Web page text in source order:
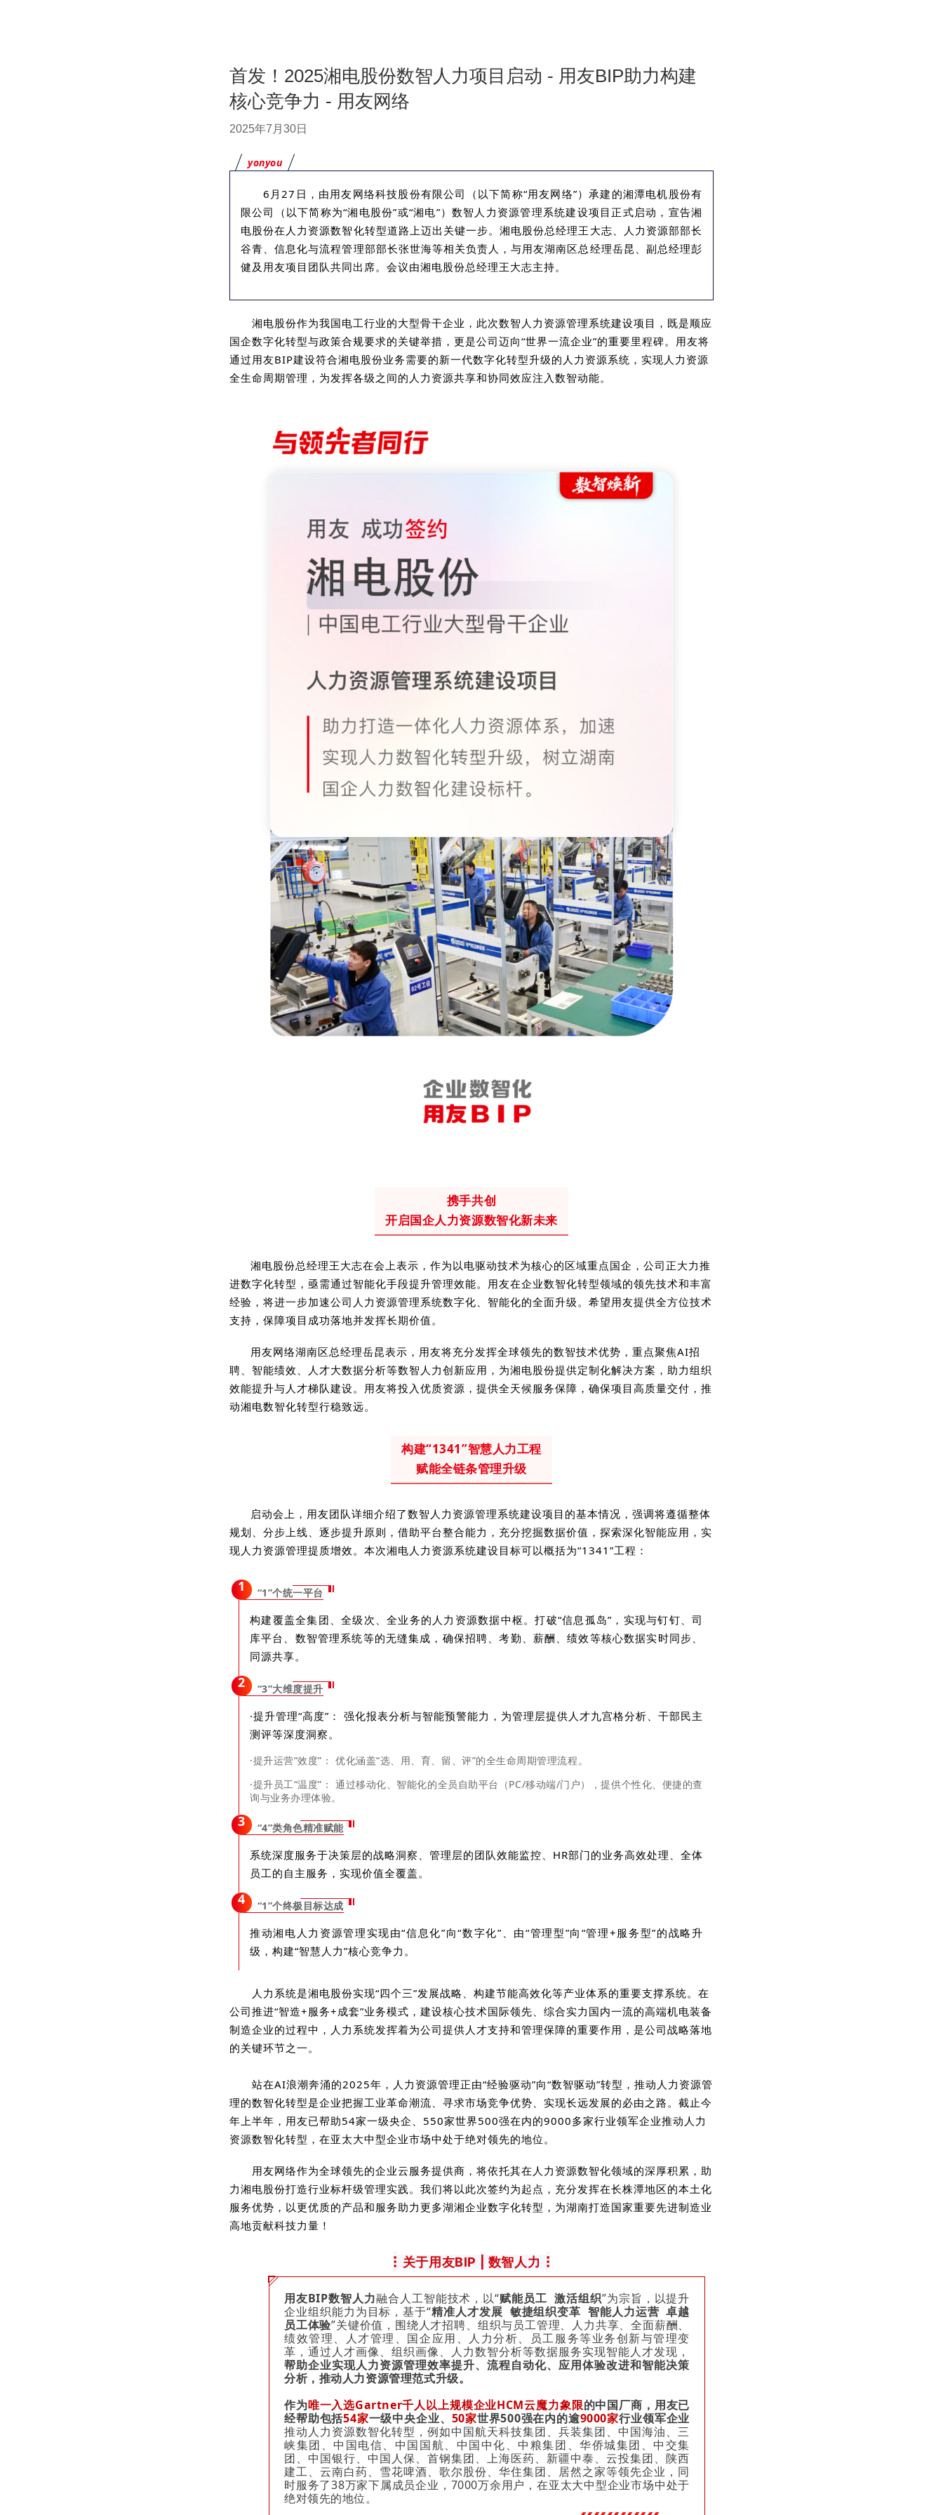
首发！2025湘电股份数智人力项目启动 - 用友BIP助力构建
核心竞争力 - 用友网络
2025年7月30日
yonyou
6月27日，由用友网络科技股份有限公司（以下简称“用友网络”）承建的湘潭电机股份有
限公司（以下简称为“湘电股份”或“湘电”）数智人力资源管理系统建设项目正式启动 ，宣告湘
电股份在人力资源数智化转型道路上迈出关键一步。湘电股份总经理王大志、人力资源部部长
谷青、信息化与流程管理部部长张世海等相关负责人，与用友湖南区总经理岳昆、副总经理彭
健及用友项目团队共同出席。会议由湘电股份总经理王大志主持。
湘电股份作为我国电工行业的大型骨干企业，此次数智人力资源管理系统建设项目，既是顺应
国企数字化转型与政策合规要求的关键举措，更是公司迈向“世界一流企业”的重要里程碑。 用友将
通过用友BIP建设符合湘电股份业务需要的新一代数字化转型升级的人力资源系统， 实现人力资源
全生命周期管理，为发挥各级之间的人力资源共享和协同效应注入数智动能。
携手共创
开启国企人力资源数智化新未来
湘电股份总经理王大志在会上表示，作为以电驱动技术为核心的区域重点国企，公司正大力推
进数字化转型，亟需通过智能化手段提升管理效能。用友在企业数智化转型领域的领先技术和丰富
经验，将进一步加速公司人力资源管理系统数字化、智能化的全面升级。希望用友提供全方位技术
支持，保障项目成功落地并发挥长期价值。
用友网络湖南区总经理岳昆表示，用友将充分发挥全球领先的数智技术优势，重点聚焦AI招
聘、智能绩效、人才大数据分析等数智人力创新应用，为湘电股份提供定制化解决方案，助力组织
效能提升与人才梯队建设。用友将投入优质资源，提供全天候服务保障，确保项目高质量交付，推
动湘电数智化转型行稳致远。
构建“1341”智慧人力工程
赋能全链条管理升级
启动会上，用友团队详细介绍了数智人力资源管理系统建设项目的基本情况，强调将遵循整体
规划、分步上线、逐步提升原则，借助平台整合能力，充分挖掘数据价值，探索深化智能应用，实
现人力资源管理提质增效。本次湘电人力资源系统建设目标可以概括为“1341”工程：
1 “1”个统一平台
构建覆盖全集团、全级次、全业务的人力资源数据中枢。打破“信息孤岛”，实现与钉钉、司
库平台、数智管理系统等的无缝集成，确保招聘、考勤、薪酬、绩效等核心数据实时同步、
同源共享。
2 “3”大维度提升
·提升管理“高度”： 强化报表分析与智能预警能力，为管理层提供人才九宫格分析、干部民主
测评等深度洞察。
·提升运营“效度”： 优化涵盖“选、用、育、留、评”的全生命周期管理流程。
·提升员工“温度”： 通过移动化、智能化的全员自助平台（PC/移动端/门户），提供个性化、便捷的查
询与业务办理体验。
3 “4”类角色精准赋能
系统深度服务于决策层的战略洞察、管理层的团队效能监控、HR部门的业务高效处理、全体
员工的自主服务，实现价值全覆盖。
4 “1”个终极目标达成
推动湘电人力资源管理实现由“信息化”向“数字化”、由“管理型”向“管理+服务型”的战略升
级，构建“智慧人力”核心竞争力。
人力系统是湘电股份实现“四个三”发展战略、构建节能高效化等产业体系的重要支撑系统。在
公司推进“智造+服务+成套”业务模式，建设核心技术国际领先、综合实力国内一流的高端机电装备
制造企业的过程中，人力系统发挥着为公司提供人才支持和管理保障的重要作用，是公司战略落地
的关键环节之一。
站在AI浪潮奔涌的2025年，人力资源管理正由“经验驱动”向“数智驱动”转型，推动人力资源管
理的数智化转型是企业把握工业革命潮流、寻求市场竞争优势、实现长远发展的必由之路。截止今
年上半年，用友已帮助54家一级央企、550家世界500强在内的9000多家行业领军企业推动人力
资源数智化转型，在亚太大中型企业市场中处于绝对领先的地位。
用友网络作为全球领先的企业云服务提供商，将依托其在人力资源数智化领域的深厚积累，助
力湘电股份打造行业标杆级管理实践。我们将以此次签约为起点，充分发挥在长株潭地区的本土化
服务优势，以更优质的产品和服务助力更多湖湘企业数字化转型，为湖南打造国家重要先进制造业
高地贡献科技力量！
关于用友BIP | 数智人力
用友BIP数智人力融合人工智能技术，以“赋能员工 激活组织”为宗旨，以提升
企业组织能力为目标，基于“精准人才发展 敏捷组织变革 智能人力运营 卓越
员工体验”关键价值，围绕人才招聘、组织与员工管理、人力共享、全面薪酬、
绩效管理、人才管理、国企应用、人力分析、员工服务等业务创新与管理变
革，通过人才画像、组织画像、人力数智分析等数据服务实现智能人才发现，
帮助企业实现人力资源管理效率提升、流程自动化、应用体验改进和智能决策
分析，推动人力资源管理范式升级。
作为唯一入选Gartner千人以上规模企业HCM云魔力象限的中国厂商 ，用友已
经帮助包括54家一级中央企业、 50家世界500强在内的逾9000家行业领军企业
推动人力资源数智化转型，例如中国航天科技集团、兵装集团、中国海油、三
峡集团、中国电信、中国国航、中国中化、中粮集团、华侨城集团、中交集
团、中国银行、中国人保、首钢集团、上海医药、新疆中泰、云投集团、陕西
建工、云南白药、雪花啤酒、歌尔股份、华住集团、居然之家等领先企业，同
时服务了38万家下属成员企业，7000万余用户，在亚太大中型企业市场中处于
绝对领先的地位。